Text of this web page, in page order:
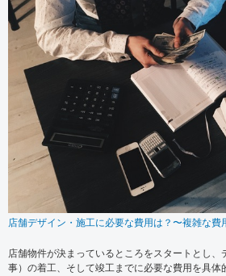
店舗デザイン・施工に必要な費用は？〜複雑な費
店舗物件が決まっているところをスタートとし、
事）の着工、そして竣工までに必要な費用を具体